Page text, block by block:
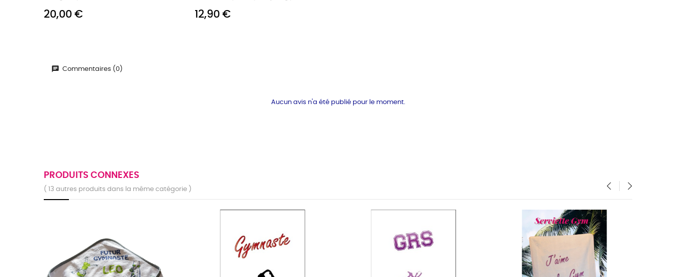
20,00 € 12,90 €
Commentaires (0)
Aucun avis n'a été publié pour le moment.
PRODUITS CONNEXES
( 13 autres produits dans la même catégorie )